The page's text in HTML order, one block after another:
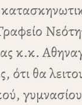
κ.κ.
ότι θα